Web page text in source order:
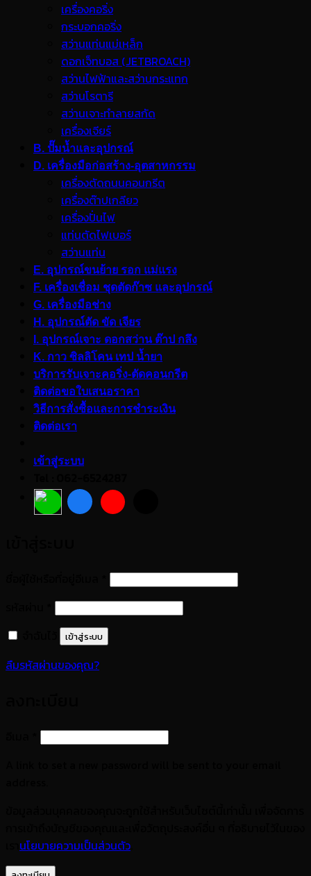
เครื่องคอริ่ง
กระบอกคอริ่ง
สว่านแท่นแม่เหล็ก
ดอกเจ็ทบอส (JETBROACH)
สว่านไฟฟ้าและสว่านกระแทก
สว่านโรตารี
สว่านเจาะทำลายสกัด
เครื่องเจียร์
B. ปั๊มน้ำและอุปกรณ์
D. เครื่องมือก่อสร้าง-อุตสาหกรรม
เครื่องตัดถนนคอนกรีต
เครื่องต๊าปเกลียว
เครื่องปั่นไฟ
แท่นตัดไฟเบอร์
สว่านแท่น
E. อุปกรณ์ขนย้าย รอก แม่แรง
F. เครื่องเชื่อม ชุดตัดก๊าซ และอุปกรณ์
G. เครื่องมือช่าง
H. อุปกรณ์ตัด ขัด เจียร
I. อุปกรณ์เจาะ ดอกสว่าน ต๊าป กลึง
K. กาว ซิลลิโคน เทป น้ำยา
บริการรับเจาะคอริ่ง-ตัดคอนกรีต
ติดต่อขอใบเสนอราคา
วิธีการสั่งซื้อและการชำระเงิน
ติดต่อเรา
เข้าสู่ระบบ
ต้องการ
ต้องการ
เข้าสู่ระบบ
ลืมรหัสผ่านของคุณ?
ต้องการ
นโยบายความเป็นส่วนตัว